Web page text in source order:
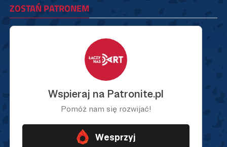
ZOSTAŃ PATRONEM